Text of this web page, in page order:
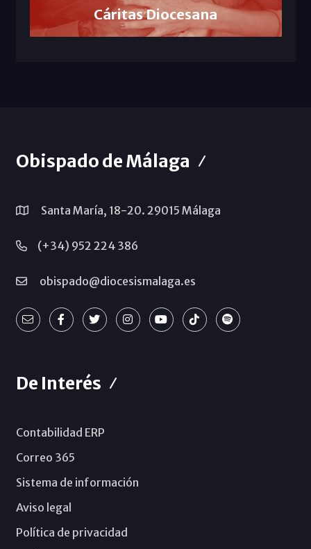
Cáritas Diocesana
Obispado de Málaga
Santa María, 18-20. 29015 Málaga
(+34) 952 224 386
obispado@diocesismalaga.es
De Interés
Contabilidad ERP
Correo 365
Sistema de información
Aviso legal
Política de privacidad